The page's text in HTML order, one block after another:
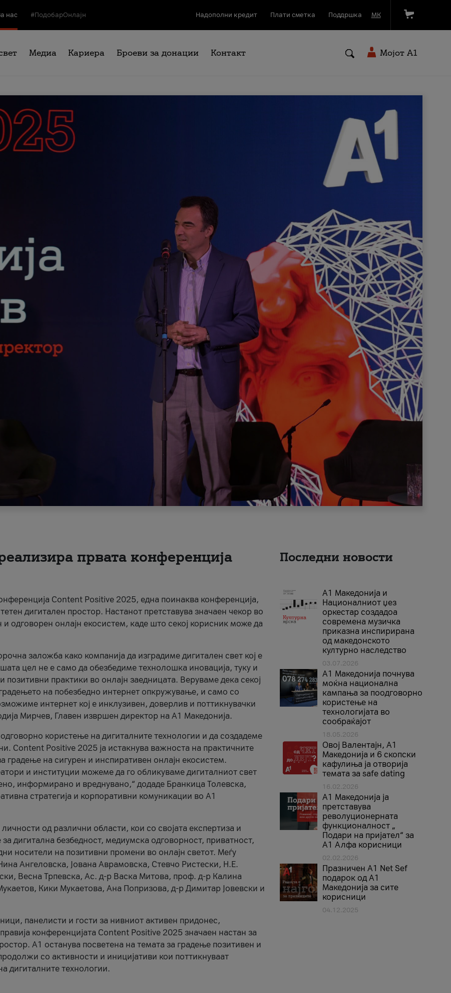
нас #ПодобарОнлајн Надополни кредит Плати сметка Поддршка МК
Медиа Кариера Броеви за донации Контакт Мојот A1
првата конференција
Content Positive 2025, една поинаква конференција,
дигитален простор. Настанот претставува значаен чекор во
и одговорен онлајн екосистем, каде што секој корисник може да
заложба како компанија да изградиме дигитален свет кој е
цел не е само да обезбедиме технолошка иновација, туку и
практики во онлајн заедницата. Веруваме дека секој
на побезбедно интернет опкружување, и само со
интернет кој е инклузивен, доверлив и поттикнувачки
Мирчев, Главен извршен директор на А1 Македонија.
користење на дигиталните технологии и да создадеме
Content Positive 2025 ја истакнува важноста на практичните
градење на сигурен и инспиративен онлајн екосистем.
и институции можеме да го обликуваме дигиталниот свет
информирано и вреднувано,“ додаде Бранкица Толевска,
стратегија и корпоративни комуникации во А1
од различни области, кои со својата експертиза и
дигитална безбедност, медиумска одговорност, приватност,
носители на позитивни промени во онлајн светот. Меѓу
Ангеловска, Јована Аврамовска, Стевчо Ристески, Н.Е.
Весна Трпевска, Ас. д-р Васка Митова, проф. д-р Калина
Кики Мукаетова, Ана Попризова, д-р Димитар Јовевски и
панелисти и гости за нивниот активен придонес,
конференцијата Content Positive 2025 значаен настан за
А1 останува посветена на темата за градење позитивен и
со активности и иницијативи кои поттикнуваат
дигиталните технологии.
Последни новости
А1 Македонија и
Националниот џез
оркестар создадоа
современа музичка
приказна инспирирана
од македонското
културно наследство
03.07.2026
A1 Македонија почнува
моќна национална
кампања за поодговорно
користење на
технологијата во
сообраќајот
18.05.2026
Овој Валентајн, A1
Македонија и 6 скопски
кафулиња ја отворија
темата за safe dating
16.02.2026
А1 Македонија ја
претставува
револуционерната
функционалност „
Подари на пријател“ за
А1 Алфа корисници
02.02.2026
Празничен A1 Net Sеf
подарок од А1
Македонија за сите
корисници
04.12.2025